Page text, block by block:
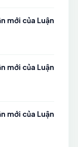
mới của Luận
mới của Luận
mới của Luận